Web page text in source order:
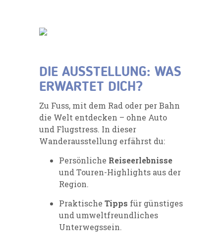
DIE AUSSTELLUNG: WAS
ERWARTET DICH?
Zu Fuss, mit dem Rad oder per Bahn
die Welt entdecken – ohne Auto
und Flugstress. In dieser
Wanderausstellung erfährst du:
Persönliche Reiseerlebnisse
und Touren-Highlights aus der
Region.
Praktische Tipps für günstiges
und umweltfreundliches
Unterwegssein.